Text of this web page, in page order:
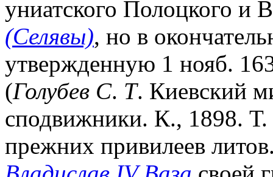
униатского Полоцкого и
(Селявы), но в
утвержденную 1 нояб.
(Голубев С. Т. Киевский
сподвижники. К., 1898.
прежних привилеев